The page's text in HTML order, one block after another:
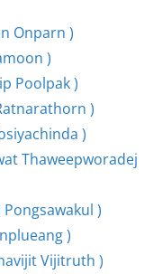
Onparn )
)
Poolpak )
)
)
Thaweepworadej
)
)
Vijitruth )